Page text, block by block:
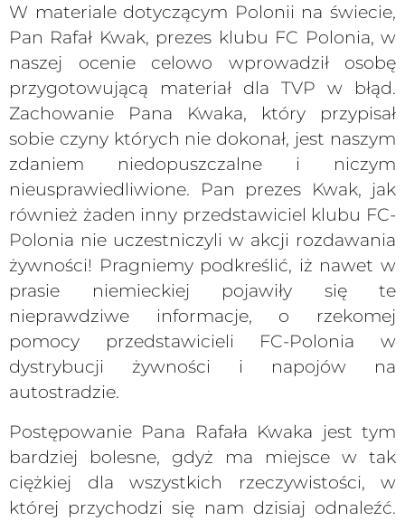
W materiale dotyczącym Polonii na świecie,
Pan Rafał Kwak, prezes klubu FC Polonia, w
naszej ocenie celowo wprowadził osobę
przygotowującą materiał dla TVP w błąd.
Zachowanie Pana Kwaka, który przypisał
sobie czyny których nie dokonał, jest naszym
zdaniem niedopuszczalne i niczym
nieusprawiedliwione. Pan prezes Kwak, jak
również żaden inny przedstawiciel klubu FC-
Polonia nie uczestniczyli w akcji rozdawania
żywności! Pragniemy podkreślić, iż nawet w
prasie niemieckiej pojawiły się te
nieprawdziwe informacje, o rzekomej
pomocy przedstawicieli FC-Polonia w
dystrybucji żywności i napojów na
autostradzie.
Postępowanie Pana Rafała Kwaka jest tym
bardziej bolesne, gdyż ma miejsce w tak
ciężkiej dla wszystkich rzeczywistości, w
której przychodzi się nam dzisiaj odnaleźć.